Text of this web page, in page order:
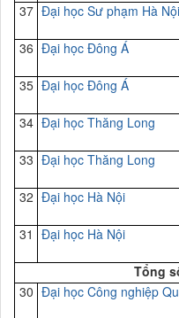
37 Đại học Sư phạm Hà
36 Đại học Đông Á
35 Đại học Đông Á
34 Đại học Thăng Long
33 Đại học Thăng Long
32 Đại học Hà Nội
31 Đại học Hà Nội
Tổng
30 Đại học Công nghiệp